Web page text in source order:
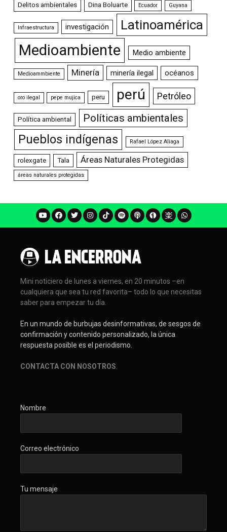
Delitos ambientales Dina Boluarte Ecuador Guyana
Infraestructura investigación Latinoamérica
Medioambiente Medio ambiente
Medioammbiente Minería minería ilegal océanos
oro ilegal pepe mujica peru perú Petróleo
Política ambiental Políticas ambientales
Pueblos indígenas Rafael López Aliaga
rolexgate Tala Áreas Naturales Protegidas
áreas naturales protegidas
Mini noticiero de lunes a viernes, en 20 minutos –en
cualquiera que sea tu red favorita– todo lo que necesitas
saber para empezar tu día.
En un mundo de burbujas desinformativas, de sesgos de
confirmación y contenido personalizado, la única
respuesta posible es el periodismo.
CONTACTA CON NOSOTROS.
Nombre
Correo electrónico
Tu mensaje